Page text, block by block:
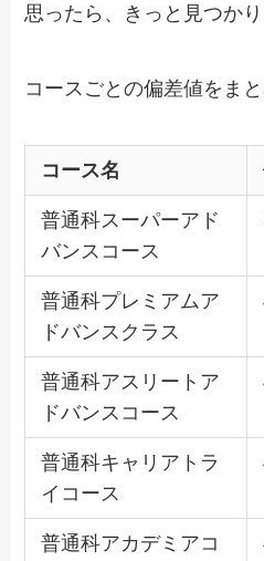
思ったら、きっと見つか
コースごとの偏差値をまと
コース名
普通科スーパーアド
バンスコース
普通科プレミアムア
ドバンスクラス
普通科アスリートア
ドバンスコース
普通科キャリアトラ
イコース
普通科アカデミアコ